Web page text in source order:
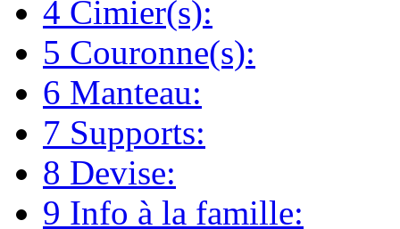
4 Cimier(s):
5 Couronne(s):
6 Manteau:
7 Supports:
8 Devise:
9 Info à la famille: